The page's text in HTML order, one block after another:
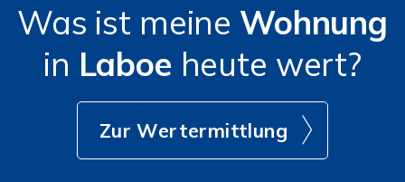
Was ist meine Wohnung
in Laboe heute wert?
Zur Wertermittlung